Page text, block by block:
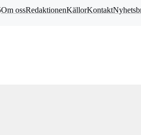
Om ossRedaktionenKällorKontakt